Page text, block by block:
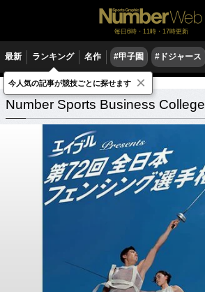
毎日6時・11時・17時更新
最新 ランキング 名作 #甲子園 #ドジャース
Number Sports Business College
Number Sports Business College
今人気の記事が競技ごとに探せます ×